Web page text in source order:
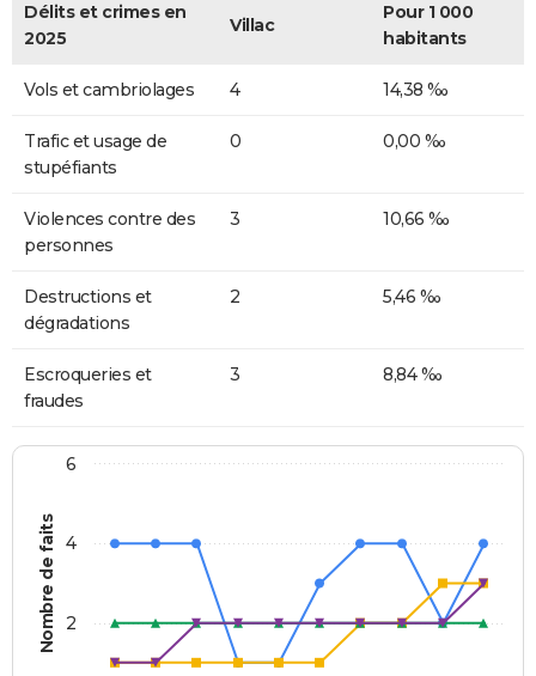
Délits et crimes en
2025
Villac
Pour 1 000
habitants
Vols et cambriolages 4 14,38 ‰
Trafic et usage de
stupéfiants
0 0,00 ‰
Violences contre des
personnes
3 10,66 ‰
Destructions et
dégradations
2 5,46 ‰
Escroqueries et
fraudes
3 8,84 ‰
Nombre de faits 2
4
6